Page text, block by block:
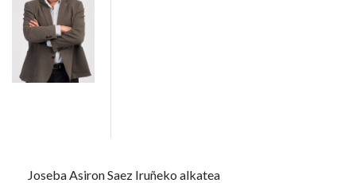
Joseba Asiron Saez Iruñeko alkatea